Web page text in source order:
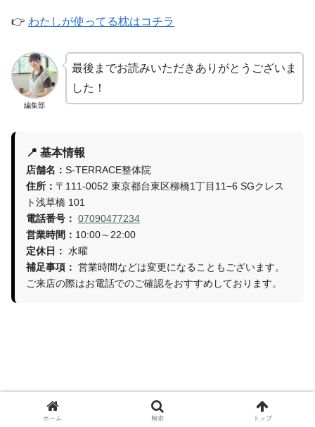
👉 わたしが使ってる枕はコチラ
編集部
最後までお読みいただきありがとうございま
した！
📍 基本情報
店舗名： S-TERRACE整体院
住所： 〒111-0052 東京都台東区柳橋1丁目11−6 SGクレス
ト浅草橋 101
電話番号： 07090477234
営業時間： 10:00～22:00
定休日： 水曜
補足事項： 営業時間などは変更になることもございます。
ご来店の際はお電話でのご確認をおすすめしております。
ホーム 検索 トップ